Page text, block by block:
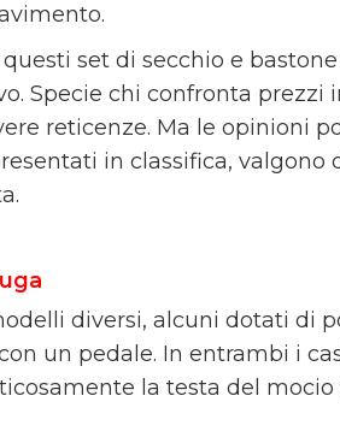
set di secchio e
Specie chi confronta
reticenze. Ma le opinioni
in classifica, valgono
diversi, alcuni dotati di
un pedale. In entrambi i
la testa del